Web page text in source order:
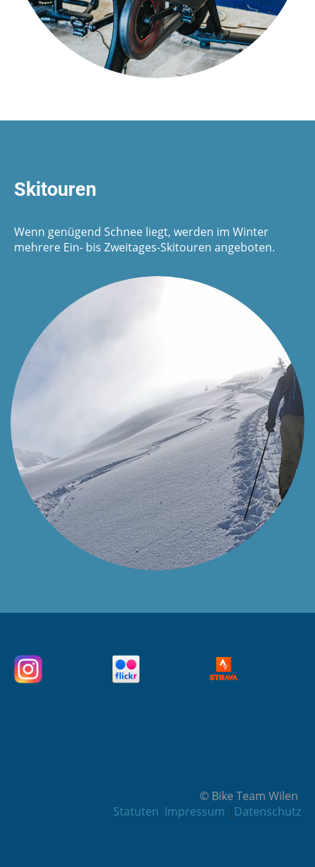
Skitouren
Wenn genügend Schnee liegt, werden im Winter
mehrere Ein- bis Zweitages-Skitouren angeboten.
© Bike Team Wilen
Statuten Impressum | Datenschutz